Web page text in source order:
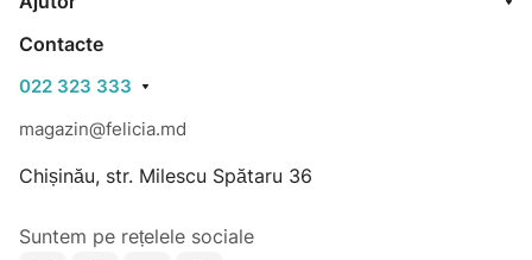
picioare, călcâie).
Testată sub control dermatologic.
Fără parabeni.
Contacte
022 323 333
magazin@felicia.md
Chișinău, str. Milescu Spătaru 36
Suntem pe rețelele sociale